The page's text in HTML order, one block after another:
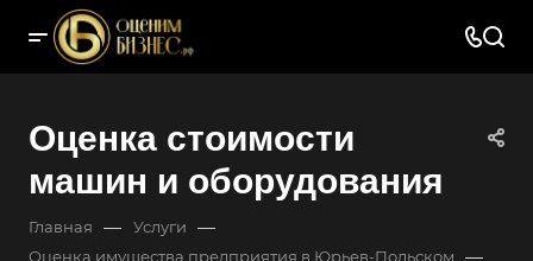
Оценка стоимости
машин и оборудования
Главная — Услуги —
Оценка имущества предприятия в Юрьев-Польском